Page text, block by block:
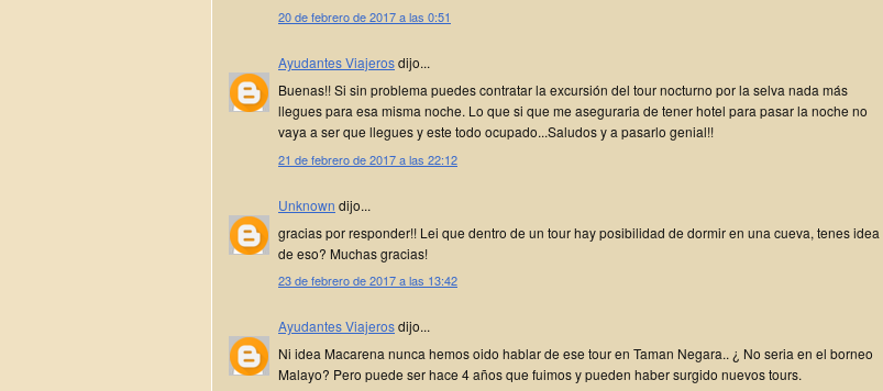
20 de febrero de 2017 a las 0:51
Ayudantes Viajerosdijo...
Buenas!! Si sin problema puedes contratar la excursión del tour nocturno por la selva nada más
llegues para esa misma noche. Lo que si que me aseguraria de tener hotel para pasar la noche no
vaya a ser que llegues y este todo ocupado...Saludos y a pasarlo genial!!
21 de febrero de 2017 a las 22:12
Unknown dijo...
gracias por responder!! Lei que dentro de un tour hay posibilidad de dormir en una cueva, tenes idea
de eso? Muchas gracias!
23 de febrero de 2017 a las 13:42
Ayudantes Viajerosdijo...
Ni idea Macarena nunca hemos oido hablar de ese tour en Taman Negara.. ¿ No seria en el borneo
Malayo? Pero puede ser hace 4 años que fuimos y pueden haber surgido nuevos tours.